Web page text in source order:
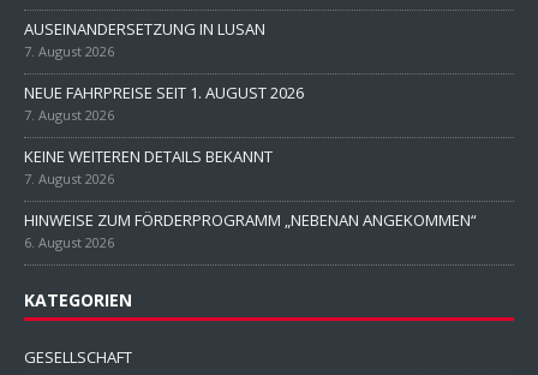
AUSEINANDERSETZUNG IN LUSAN
7. August 2026
NEUE FAHRPREISE SEIT 1. AUGUST 2026
7. August 2026
KEINE WEITEREN DETAILS BEKANNT
7. August 2026
HINWEISE ZUM FÖRDERPROGRAMM „NEBENAN ANGEKOMMEN“
6. August 2026
KATEGORIEN
GESELLSCHAFT